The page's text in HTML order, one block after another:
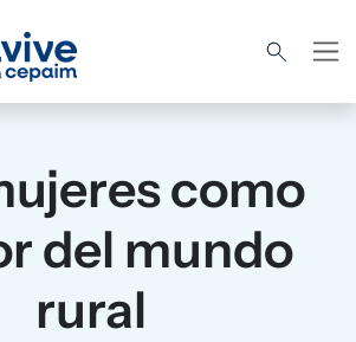
como
del mundo
rural